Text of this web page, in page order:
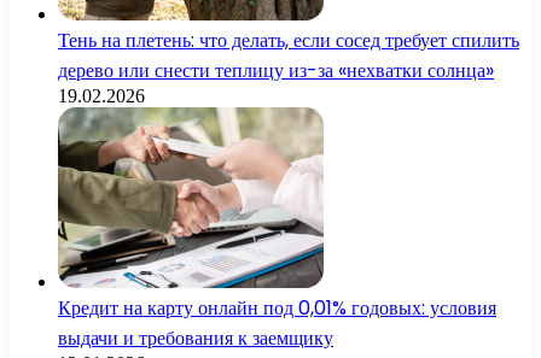
Тень на плетень: что делать, если сосед требует спилить
дерево или снести теплицу из-за «нехватки солнца»
19.02.2026
Кредит на карту онлайн под 0,01% годовых: условия
выдачи и требования к заемщику